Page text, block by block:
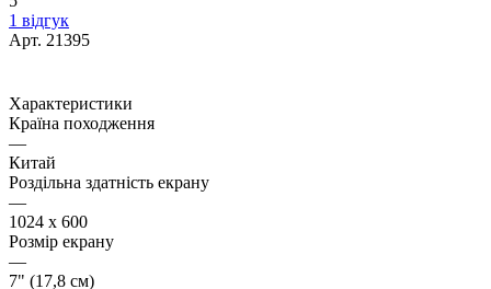
1 відгук
Арт. 21395
Характеристики
Країна походження
—
Китай
Роздільна здатність екрану
—
1024 x 600
Розмір екрану
—
7" (17,8 см)